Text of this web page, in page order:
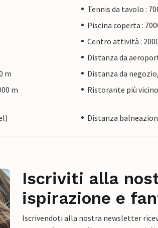
Tennis da tavolo :
Piscina coperta :
Centro attività :
Distanza da
m
Distanza da
m
Ristorante più
Distanza
Iscriviti alla
ispirazione e
Iscrivendoti alla nostra newsletter